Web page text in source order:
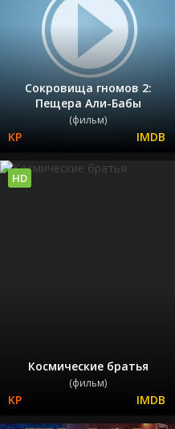
Сокровища гномов 2:
Пещера Али-Бабы
(фильм)
Космические братья
(фильм)
HD